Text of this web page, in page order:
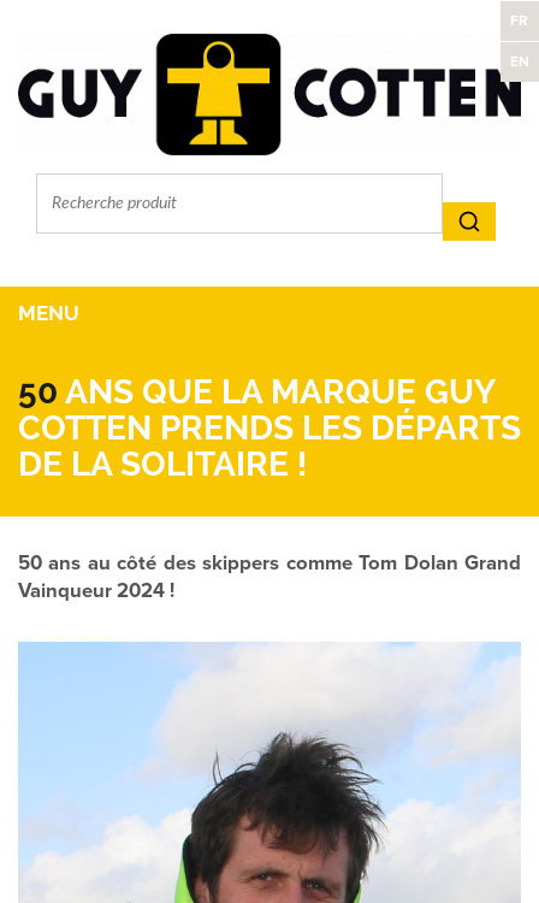
FR
EN
MENU
50 ANS QUE LA MARQUE GUY
COTTEN PRENDS LES DÉPARTS
DE LA SOLITAIRE !
50 ans au côté des skippers comme Tom Dolan Grand
Vainqueur 2024 !